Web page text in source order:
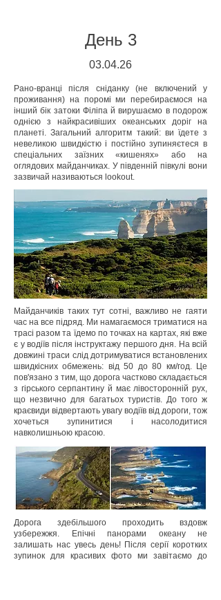
День 3
03.04.26
Рано-вранці після сніданку (не включений у
проживання) на поромі ми перебираємося на
інший бік затоки Філіпа й вирушаємо в подорож
однією з найкрасивіших океанських доріг на
планеті. Загальний алгоритм такий: ви їдете з
невеликою швидкістю і постійно зупиняєтеся в
спеціальних заїзних «кишенях» або на
оглядових майданчиках. У південній півкулі вони
зазвичай називаються lookout.
Майданчиків таких тут сотні, важливо не гаяти
час на все підряд. Ми намагаємося триматися на
трасі разом та їдемо по точках на картах, які вже
є у водіїв після інструктажу першого дня. На всій
довжині траси слід дотримуватися встановлених
швидкісних обмежень: від 50 до 80 км/год. Це
пов'язано з тим, що дорога частково складається
з гірського серпантину й має лівосторонній рух,
що незвично для багатьох туристів. До того ж
краєвиди відвертають увагу водіїв від дороги, тож
хочеться зупинитися і насолодитися
навколишньою красою.
Дорога здебільшого проходить вздовж
узбережжя. Епічні панорами океану не
залишать нас увесь день! Після серії коротких
зупинок для красивих фото ми завітаємо до